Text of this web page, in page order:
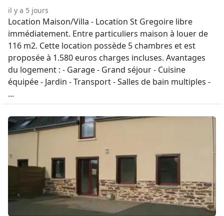
il y a 5 jours
Location Maison/Villa - Location St Gregoire libre
immédiatement. Entre particuliers maison à louer de
116 m2. Cette location possède 5 chambres et est
proposée à 1.580 euros charges incluses. Avantages
du logement : - Garage - Grand séjour - Cuisine
équipée - Jardin - Transport - Salles de bain multiples -
...